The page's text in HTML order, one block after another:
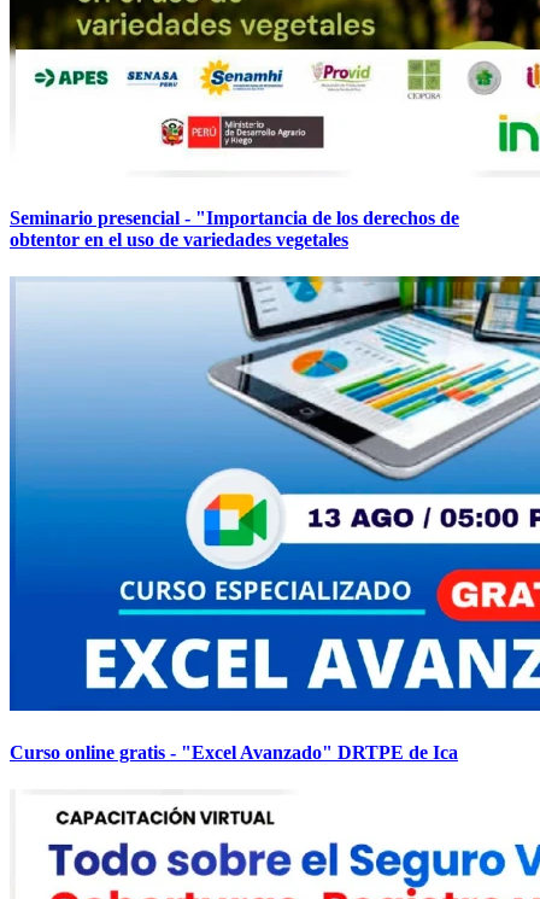
Seminario presencial - "Importancia de los derechos de
obtentor en el uso de variedades vegetales
Curso online gratis - "Excel Avanzado" DRTPE de Ica